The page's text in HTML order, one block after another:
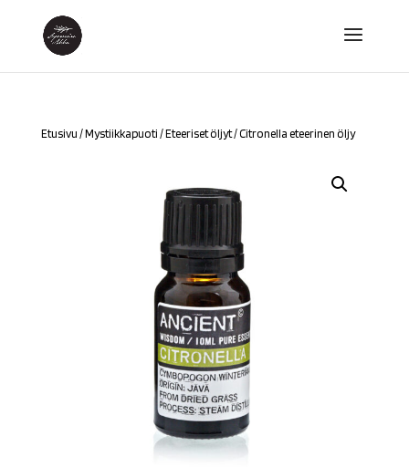
Etusivu /Mystiikkapuoti /Eteeriset öljyt/ Citronella eteerinen öljy